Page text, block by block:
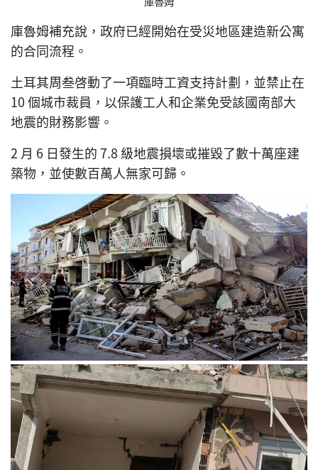
庫魯姆補充說，政府已經開始在受災地區建造新公寓
的合同流程。
土耳其周叁啓動了一項臨時工資支持計劃，並禁止在
10 個城市裁員，以保護工人和企業免受該國南部大
地震的財務影響。
2 月 6 日發生的 7.8 級地震損壞或摧毀了數十萬座建
築物，並使數百萬人無家可歸。